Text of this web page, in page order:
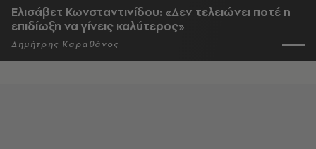
Ελισάβετ Κωνσταντινίδου: «Δεν τελειώνει ποτέ η
επιδίωξη να γίνεις καλύτερος»
Δημήτρης Καραθάνος